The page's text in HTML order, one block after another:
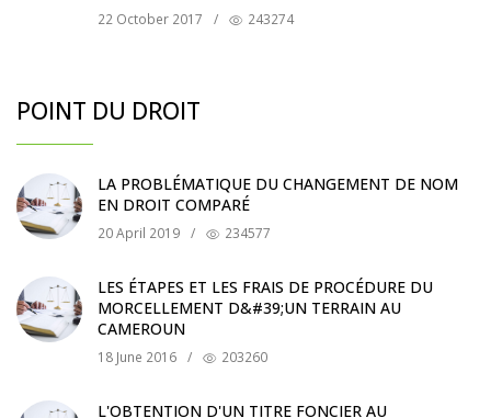
22 October 2017 / 243274
POINT DU DROIT
LA PROBLÉMATIQUE DU CHANGEMENT DE NOM
EN DROIT COMPARÉ
20 April 2019 / 234577
LES ÉTAPES ET LES FRAIS DE PROCÉDURE DU
MORCELLEMENT D&#39;UN TERRAIN AU
CAMEROUN
18 June 2016 / 203260
L'OBTENTION D'UN TITRE FONCIER AU